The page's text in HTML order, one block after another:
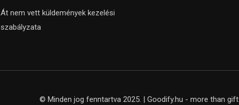
Át nem vett küldemények kezelési
szabályzata
© Minden jog fenntartva 2025. | Goodify.hu - more than gift